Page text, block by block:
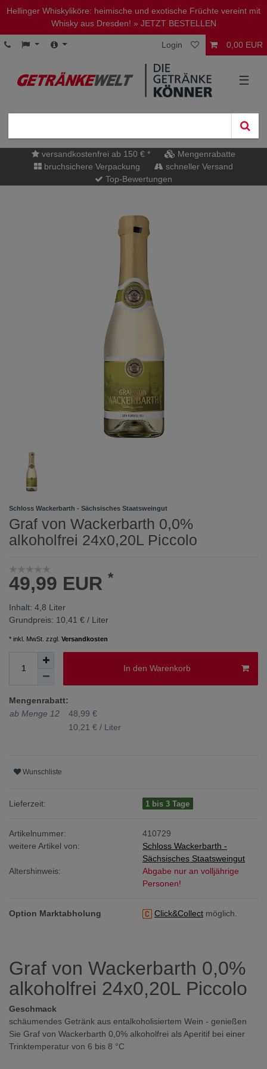
Hellinger Whiskyliköre: heimische und exotische Früchte vereint mit
Whisky aus Dresden! » JETZT BESTELLEN
Login 0,00 EUR
☰
versandkostenfrei ab 150 € *
Mengenrabatte
bruchsichere Verpackung
schneller Versand
Top-Bewertungen
Schloss Wackerbarth - Sächsisches Staatsweingut
Graf von Wackerbarth 0,0%
alkoholfrei 24x0,20L Piccolo
49,99 EUR *
Inhalt: 4,8 Liter
Grundpreis: 10,41 € / Liter
* inkl. MwSt. zzgl. Versandkosten
In den Warenkorb
Mengenrabatt:
ab Menge 12
48,99 €
10,21 € / Liter
Wunschliste
Lieferzeit: 1 bis 3 Tage
Artikelnummer:
410729
weitere Artikel von:
Schloss Wackerbarth -
Sächsisches Staatsweingut
Altershinweis:
Abgabe nur an volljährige
Personen!
Option Marktabholung Click&Collect möglich.
Graf von Wackerbarth 0,0%
alkoholfrei 24x0,20L Piccolo
Geschmack
schäumendes Getränk aus entalkoholisiertem Wein - genießen
Sie Graf von Wackerbarth 0,0% alkoholfrei als Aperitif bei einer
Trinktemperatur von 6 bis 8 °C